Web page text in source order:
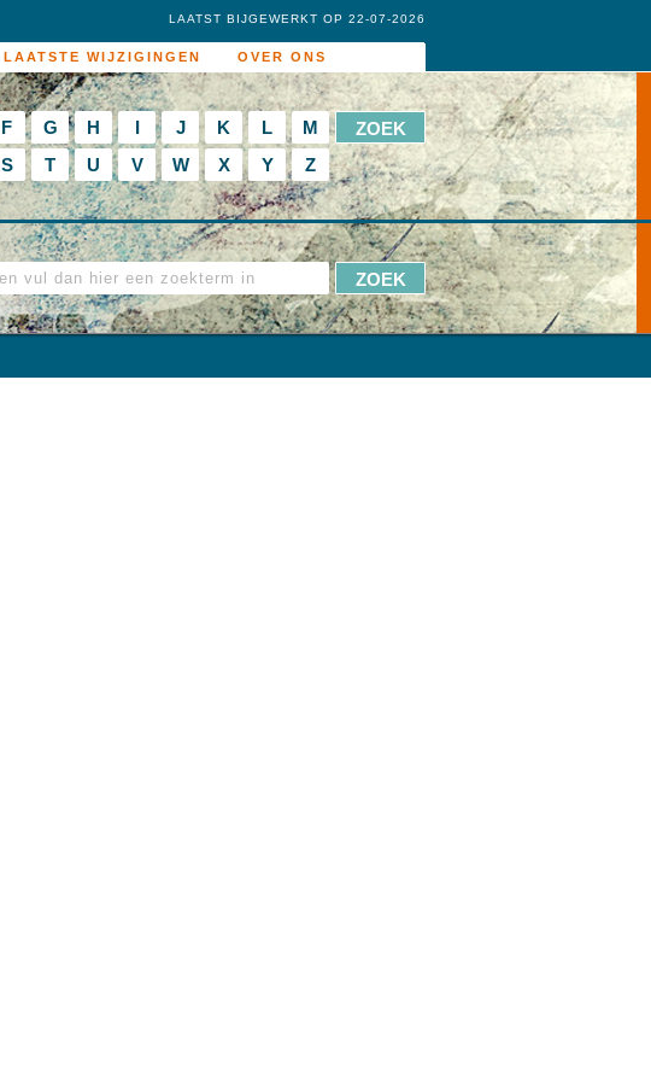
LAATSTE WIJZIGINGEN OVER ONS
LAATST BIJGEWERKT OP 22-07-2026
F G H I J K L
M
S T U V W X Y Z